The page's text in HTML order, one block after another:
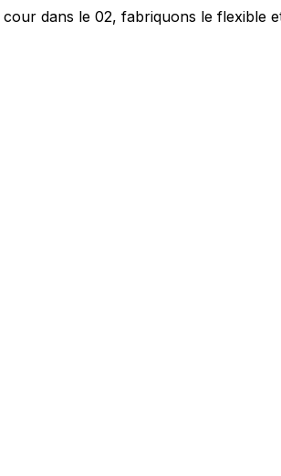
dans le 02, fabriquons le flexible